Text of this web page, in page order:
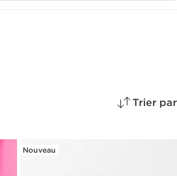
Trier par
Nouveau